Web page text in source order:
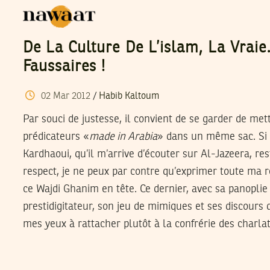
De La Culture De L’islam, La
Faussaires !
02 Mar 2012/ Habib Kaltoum
Par souci de justesse, il convient de se garder de
prédicateurs «made in Arabia» dans un même sac.
Kardhaoui, qu’il m’arrive d’écouter sur Al-Jazeera,
respect, je ne peux par contre qu’exprimer toute ma
ce Wajdi Ghanim en tête. Ce dernier, avec sa
prestidigitateur, son jeu de mimiques et ses
mes yeux à rattacher plutôt à la confrérie des